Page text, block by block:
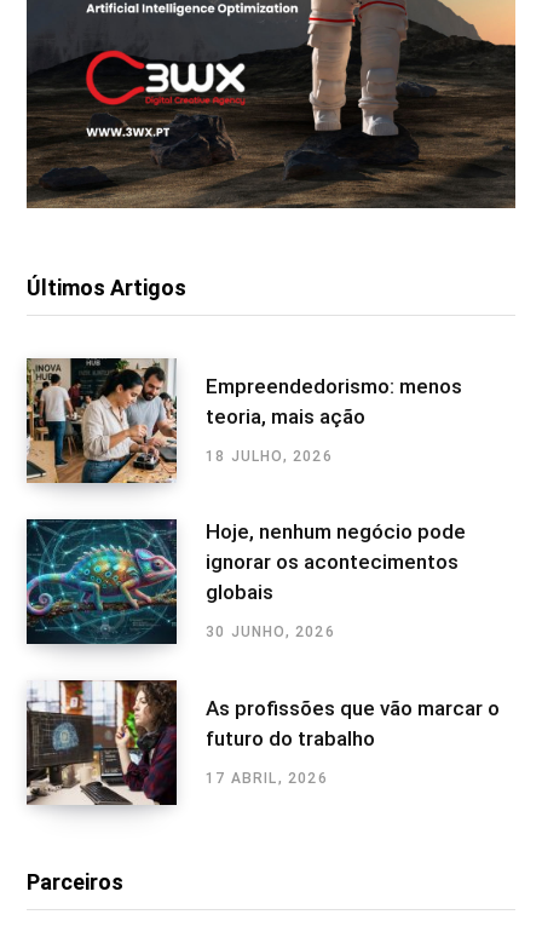
Últimos Artigos
Empreendedorismo: menos
teoria, mais ação
18 JULHO, 2026
Hoje, nenhum negócio pode
ignorar os acontecimentos
globais
30 JUNHO, 2026
As profissões que vão marcar o
futuro do trabalho
17 ABRIL, 2026
Parceiros